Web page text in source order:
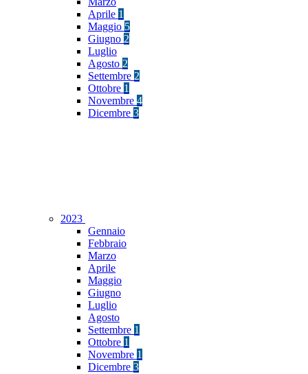
Aprile 1
Maggio 5
Giugno 2
Luglio
Agosto 2
Settembre 2
Ottobre 1
Novembre 4
Dicembre 3
2023
Gennaio
Febbraio
Marzo
Aprile
Maggio
Giugno
Luglio
Agosto
Settembre 1
Ottobre 1
Novembre 1
Dicembre 3